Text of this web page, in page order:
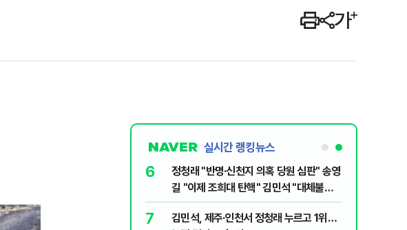
실시간 랭킹뉴스
청으로” 김선태에게 전한 40세
6
정청래 "반명·신천지 의혹 당원 심판" 송영
길 "이제 조희대 탄핵" 김민석 "대체불가
민주당"
7
김민석, 제주·인천서 정청래 누르고 1위…